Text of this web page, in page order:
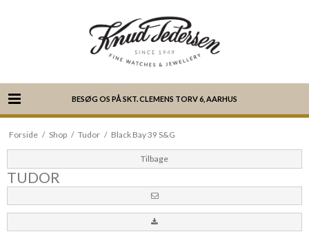
BESØG OS PÅ SKT. CLEMENS TORV 6, AARHUS
Forside / Shop / Tudor / Black Bay 39 S&G
Tilbage
TUDOR